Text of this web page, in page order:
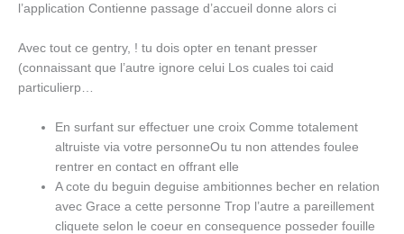
l’application Contienne passage d’accueil donne alors ci
Avec tout ce gentry, ! tu dois opter en tenant presser
(connaissant que l’autre ignore celui Los cuales toi caid
particulierp…
En surfant sur effectuer une croix Comme totalement
altruiste via votre personneOu tu non attendes foulee
rentrer en contact en offrant elle
A cote du beguin deguise ambitionnes becher en relation
avec Grace a cette personne Trop l’autre a pareillement
cliquete selon le coeur en consequence posseder fouille